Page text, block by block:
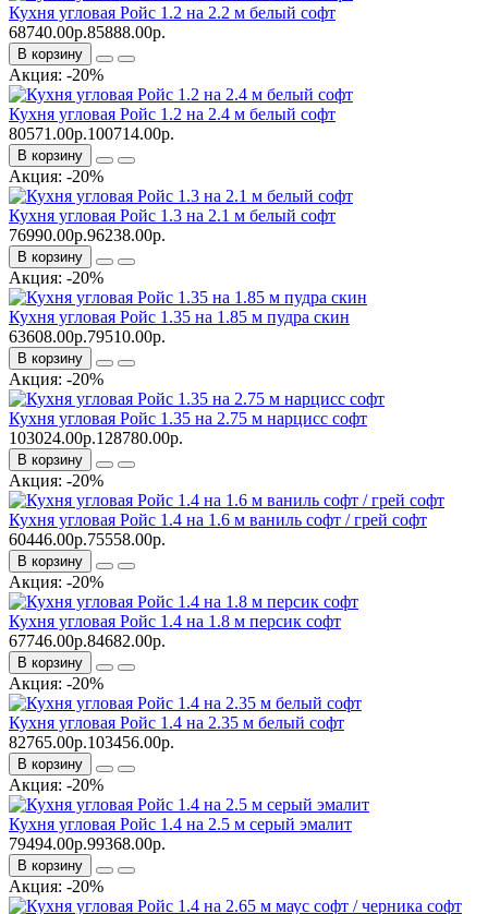
Кухня угловая Ройс 1.2 на 2.2 м белый софт
68740.00р.85888.00р.
В корзину
Акция: -20%
Кухня угловая Ройс 1.2 на 2.4 м белый софт
80571.00р.100714.00р.
В корзину
Акция: -20%
Кухня угловая Ройс 1.3 на 2.1 м белый софт
76990.00р.96238.00р.
В корзину
Акция: -20%
Кухня угловая Ройс 1.35 на 1.85 м пудра скин
63608.00р.79510.00р.
В корзину
Акция: -20%
Кухня угловая Ройс 1.35 на 2.75 м нарцисс софт
103024.00р.128780.00р.
В корзину
Акция: -20%
Кухня угловая Ройс 1.4 на 1.6 м ваниль софт / грей софт
60446.00р.75558.00р.
В корзину
Акция: -20%
Кухня угловая Ройс 1.4 на 1.8 м персик софт
67746.00р.84682.00р.
В корзину
Акция: -20%
Кухня угловая Ройс 1.4 на 2.35 м белый софт
82765.00р.103456.00р.
В корзину
Акция: -20%
Кухня угловая Ройс 1.4 на 2.5 м серый эмалит
79494.00р.99368.00р.
В корзину
Акция: -20%